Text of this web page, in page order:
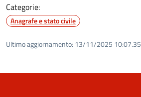
Categorie:
Anagrafe e stato civile
Ultimo aggiornamento: 13/11/2025 10:07.35